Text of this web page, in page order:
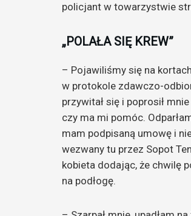
policjant w towarzystwie
„POLAŁA SIĘ KREW”
– Pojawiliśmy się na
w protokole zdawczo-
przywitał się i poprosił
czy ma mi pomóc.
mam podpisaną umowę i
wezwany tu przez Sopot
kobieta dodając, że chwilę
na podłogę.